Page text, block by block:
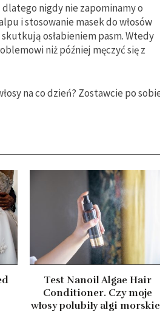
dlatego nigdy nie zapominamy o
i stosowanie masek do włosów
osłabieniem pasm. Wtedy
niż później męczyć się z
na co dzień? Zostawcie po
Test Nanoil Algae Hair
Conditioner. Czy moje
włosy polubiły algi